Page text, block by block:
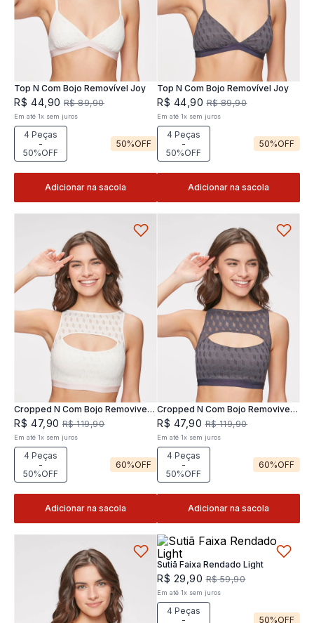
Top N Com Bojo Removível Joy
R$ 44,90 R$ 89,90
Em até1x sem juros
4 Peças
-
50%OFF
50%OFF
Adicionar na sacola
Top N Com Bojo Removível Joy
R$ 44,90 R$ 89,90
Em até 1x sem juros
4 Peças
-
50%OFF
50%OFF
Adicionar na sacola
Cropped N Com Bojo Removivel
Joy
R$ 47, 90 R$ 119,90
Em até1x sem juros
4 Peças
-
50%OFF
60%OFF
Adicionar na sacola
Cropped N Com Bojo Removivel
Joy
R$ 47,90 R$ 119,90
Em até 1x sem juros
4 Peças
-
50%OFF
60%OFF
Adicionar na sacola
Sutiã Faixa Rendado Light
R$ 29 ,90 R$ 59,90
Em até 1x sem juros
4 Peças
-
50%OFF